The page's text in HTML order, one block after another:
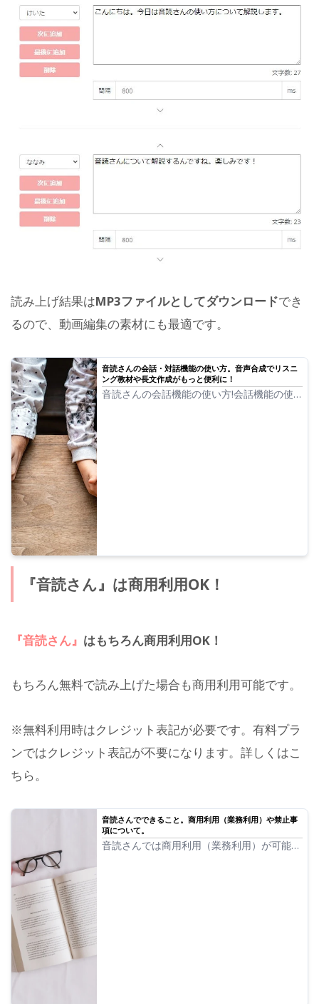
読み上げ結果はMP3ファイルとしてダウンロードでき
るので、動画編集の素材にも最適です。
音読さんの会話・対話機能の使い方。音声合成でリスニ
ング教材や長文作成がもっと便利に！
音読さんの会話機能の使い方!会話機能の使
『音読さん』は商用利用OK！
『音読さん』 はもちろん商用利用OK！
もちろん無料で読み上げた場合も商用利用可能です。
※無料利用時はクレジット表記が必要です。有料プラ
ンではクレジット表記が不要になります。詳しくはこ
ちら。
音読さんでできること。商用利用（業務利用）や禁止事
項について。
音読さんでは商用利用（業務利用）が可能で